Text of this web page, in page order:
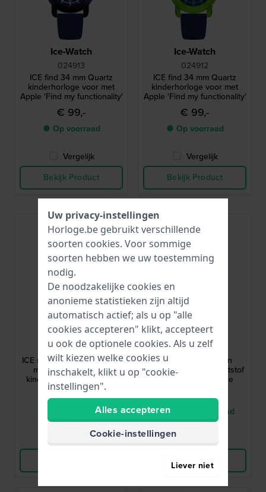
Ice-Watch
024913
ICE find 34 mm Quartz
kinderhorloge voor met
Apple 'Find my functionality'
€ 99,-
● Op voorraad
Vergelijk
Bekijk Product
Ice-Watch
024912
ICE find 34 mm Quartz
kinderhorloge voor met
Apple 'Find my functionality'
€ 99,-
● Op voorraad
Vergelijk
Bekijk Product
Ice-Watch
024547
ICE smart junior 3.0 FM 35
mm Smartwatch voor
kinderen met Apple Find
My geolocatie-functionaliteit
€ 99,-
● Op voorraad
Vergelijk
Ice-Watch
024501
ICE learning - Green
Dinosaur 28 mm Kunststof
quartz kinderhorloge
€ 39,-
● Nog 1 op voorraad
Bekijk Product
Uw privacy-instellingen
Horloge.be gebruikt verschillende
soorten cookies. Voor sommige
soorten hebben we uw toestemming
nodig.
De noodzakelijke cookies en
anonieme statistieken zijn altijd
automatisch actief; als u op "alle
cookies accepteren" klikt, accepteert
u ook de optionele cookies. Als u zelf
wilt kiezen welke cookies u
inschakelt, klikt u op "cookie-
instellingen".
Alles accepteren
Cookie-instellingen
Liever niet